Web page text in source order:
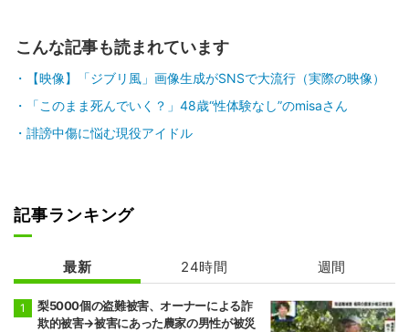
こんな記事も読まれています
【映像】「ジブリ風」画像生成がSNSで大流行（実際の映像）
「このまま死んでいく？」48歳“性体験なし”のmisaさん
誹謗中傷に悩む現役アイドル
記事ランキング
最新 24時間 週間
梨5000個の盗難被害、オーナーによる詐
欺的被害→被害にあった農家の男性が被災